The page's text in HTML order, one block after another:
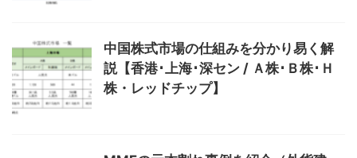
中国株式市場の仕組みを分かり易く解
説【香港･上海･深セン / Ａ株･Ｂ株･Ｈ
株・レッドチップ】